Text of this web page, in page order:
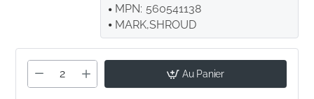
MPN: 560541138
MARK,SHROUD
Au Panier